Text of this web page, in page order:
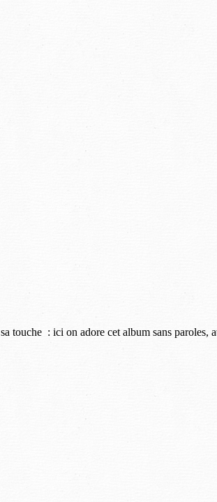
touche : ici on adore cet album sans